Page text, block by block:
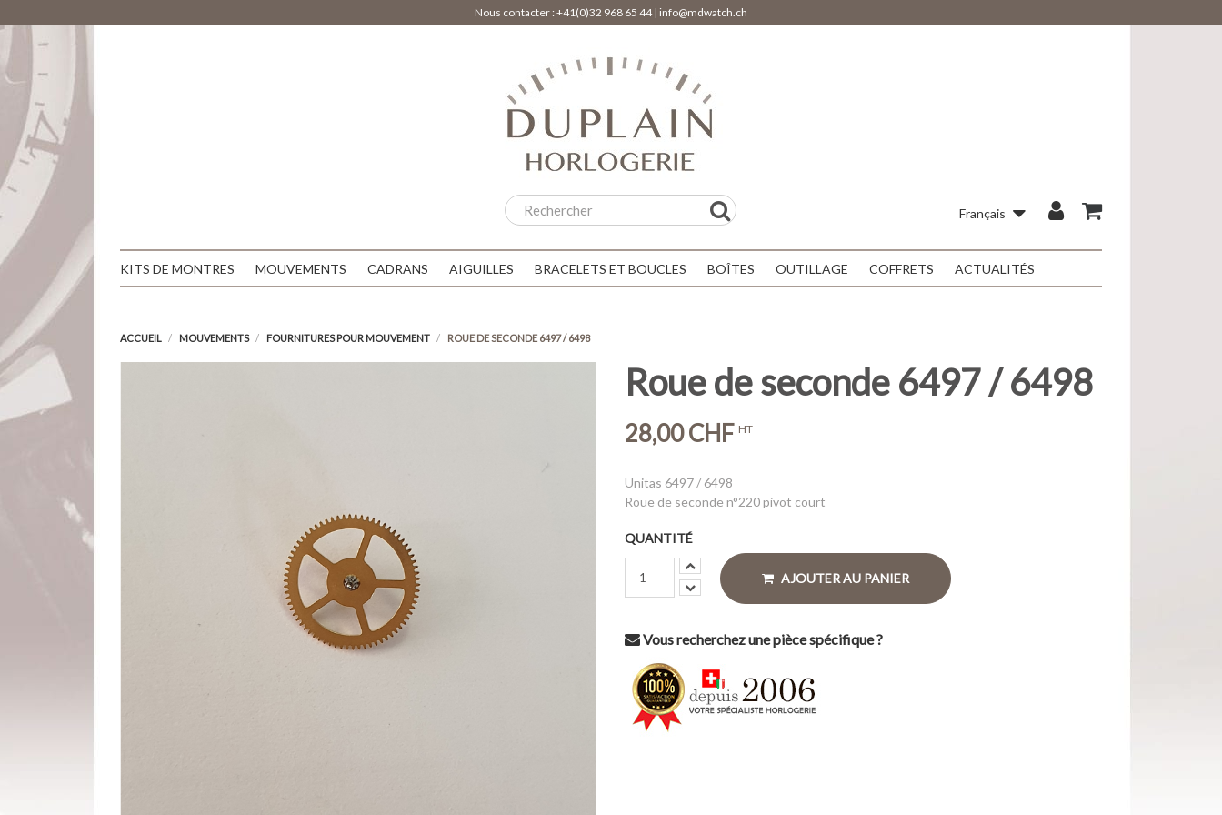
Nous contacter :+41(0)32 968 65 44| info@mdwatch.ch
Français
KITS DE MONTRES MOUVEMENTS CADRANS AIGUILLES BRACELETS ET BOUCLES BOÎTES OUTILLAGE COFFRETS ACTUALITÉS
ACCUEIL MOUVEMENTS FOURNITURES POUR MOUVEMENT ROUE DE SECONDE 6497 / 6498
Roue de seconde 6497 / 6498
28,00 CHF HT
Unitas 6497 / 6498
Roue de seconde n°220 pivot court
QUANTITÉ
AJOUTER AU PANIER
Vous recherchez une pièce spécifique ?